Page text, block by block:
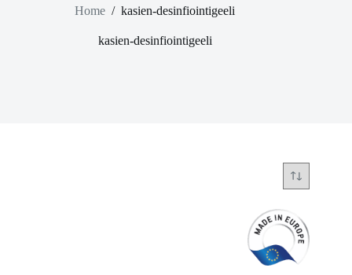
Home / kasien-desinfiointigeeli
kasien-desinfiointigeeli